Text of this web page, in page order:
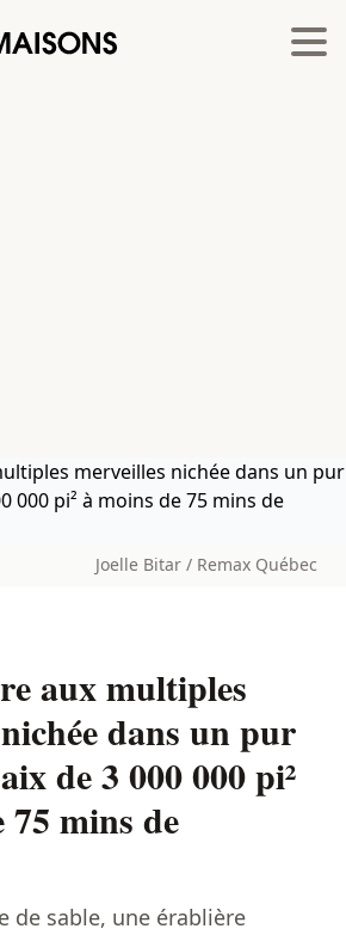
Joelle Bitar / Remax Québec
aux multiples
dans un pur
de 3 000 000 pi²
75 mins de
de sable, une érablière